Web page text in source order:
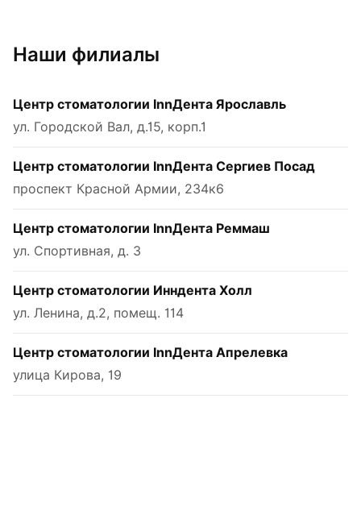
Наши филиалы
Центр стоматологии InnДента Ярославль
ул. Городской Вал, д.15, корп.1
Центр стоматологии InnДента Сергиев Посад
проспект Красной Армии, 234к6
Центр стоматологии InnДента Реммаш
ул. Спортивная, д. 3
Центр стоматологии Инндента Холл
ул. Ленина, д.2, помещ. 114
Центр стоматологии InnДента Апрелевка
улица Кирова, 19